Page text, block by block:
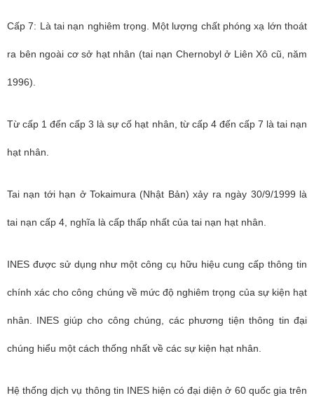
Cấp 7: Là tai nạn nghiêm trọng. Một lượng chất phóng xạ lớn thoát
ra bên ngoài cơ sở hạt nhân (tai nạn Chernobyl ở Liên Xô cũ, năm
1996).
Từ cấp 1 đến cấp 3 là sự cố hạt nhân, từ cấp 4 đến cấp 7 là tai nạn
hạt nhân.
Tai nạn tới hạn ở Tokaimura (Nhật Bản) xảy ra ngày 30/9/1999 là
tai nạn cấp 4, nghĩa là cấp thấp nhất của tai nạn hạt nhân.
INES được sử dụng như một công cụ hữu hiệu cung cấp thông tin
chính xác cho công chúng về mức độ nghiêm trọng của sự kiện hạt
nhân. INES giúp cho công chúng, các phương tiện thông tin đại
chúng hiểu một cách thống nhất về các sự kiện hạt nhân.
Hệ thống dịch vụ thông tin INES hiện có đại diện ở 60 quốc gia trên